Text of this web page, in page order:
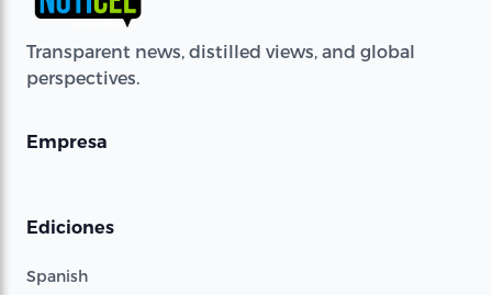
Transparent news, distilled views, and global
perspectives.
Empresa
Ediciones
Spanish